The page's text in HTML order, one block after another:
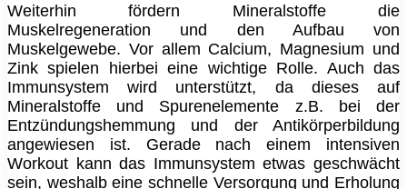
Weiterhin fördern Mineralstoffe die
Muskelregeneration und den Aufbau von
Muskelgewebe. Vor allem Calcium, Magnesium und
Zink spielen hierbei eine wichtige Rolle. Auch das
Immunsystem wird unterstützt, da dieses auf
Mineralstoffe und Spurenelemente z.B. bei der
Entzündungshemmung und der Antikörperbildung
angewiesen ist. Gerade nach einem intensiven
Workout kann das Immunsystem etwas geschwächt
sein, weshalb eine schnelle Versorgung und Erholung